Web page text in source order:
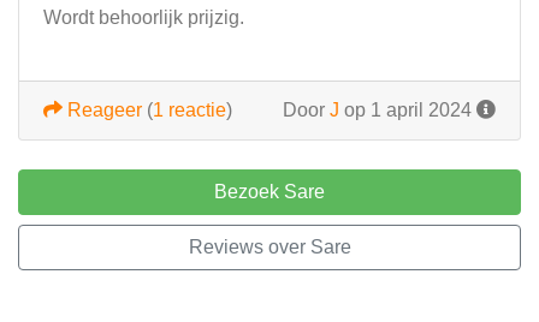
Wordt behoorlijk prijzig.
Door J op 1 april 2024
Reageer (1 reactie)
Bezoek Sare
Reviews over Sare